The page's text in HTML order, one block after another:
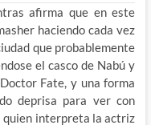
afirma que en este
haciendo cada vez
que probablemente
el casco de Nabú y
Fate, y una forma
deprisa para ver con
quien interpreta la actriz